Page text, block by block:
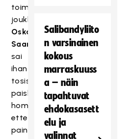
toiminut
joukkueenjohtaja
Oskari
Saari
sai
ihan
tosissaan
paiskia
hommia,
etteivät
painit
Salibandyliito
n varsinainen
kokous
marraskuuss
a – näin
tapahtuvat
ehdokasasett
elu ja
valinnat